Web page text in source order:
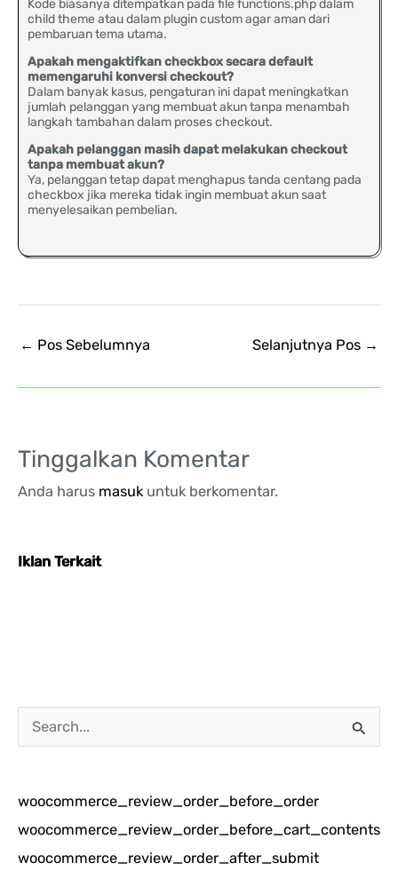
Kode biasanya ditempatkan pada file functions.php dalam
child theme atau dalam plugin custom agar aman dari
pembaruan tema utama.
Apakah mengaktifkan checkbox secara default
memengaruhi konversi checkout?
Dalam banyak kasus, pengaturan ini dapat meningkatkan
jumlah pelanggan yang membuat akun tanpa menambah
langkah tambahan dalam proses checkout.
Apakah pelanggan masih dapat melakukan checkout
tanpa membuat akun?
Ya, pelanggan tetap dapat menghapus tanda centang pada
checkbox jika mereka tidak ingin membuat akun saat
menyelesaikan pembelian.
← Pos Sebelumnya Selanjutnya Pos →
Tinggalkan Komentar
Anda harus masukuntuk berkomentar.
Iklan Terkait
a
i
u
n
woocommerce_review_order_before_order
woocommerce_review_order_before_cart_contents
woocommerce_review_order_after_submit